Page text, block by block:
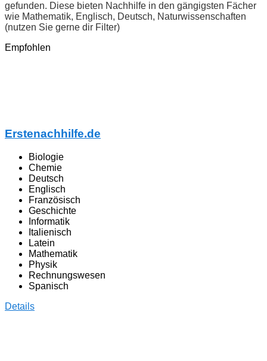
gefunden. Diese bieten Nachhilfe in den gängigsten Fächer
wie Mathematik, Englisch, Deutsch, Naturwissenschaften
(nutzen Sie gerne dir Filter)
Empfohlen
Erstenachhilfe.de
Biologie
Chemie
Deutsch
Englisch
Französisch
Geschichte
Informatik
Italienisch
Latein
Mathematik
Physik
Rechnungswesen
Spanisch
Details